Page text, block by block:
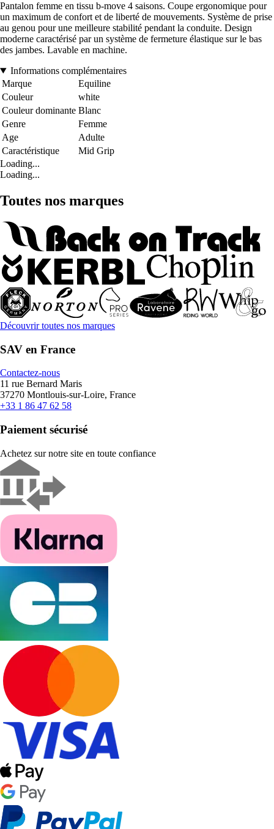
Pantalon femme en tissu b-move 4 saisons. Coupe ergonomique pour
un maximum de confort et de liberté de mouvements. Système de prise
au genou pour une meilleure stabilité pendant la conduite. Design
moderne caractérisé par un système de fermeture élastique sur le bas
des jambes. Lavable en machine.
Informations complémentaires
Marque
Equiline
Couleur
white
Couleur dominante Blanc
Genre
Femme
Age
Adulte
Caractéristique
Mid Grip
Loading...
Loading...
Toutes nos marques
Découvrir toutes nos marques
SAV en France
Contactez-nous
11 rue Bernard Maris
37270 Montlouis-sur-Loire, France
+33 1 86 47 62 58
Paiement sécurisé
Achetez sur notre site en toute confiance